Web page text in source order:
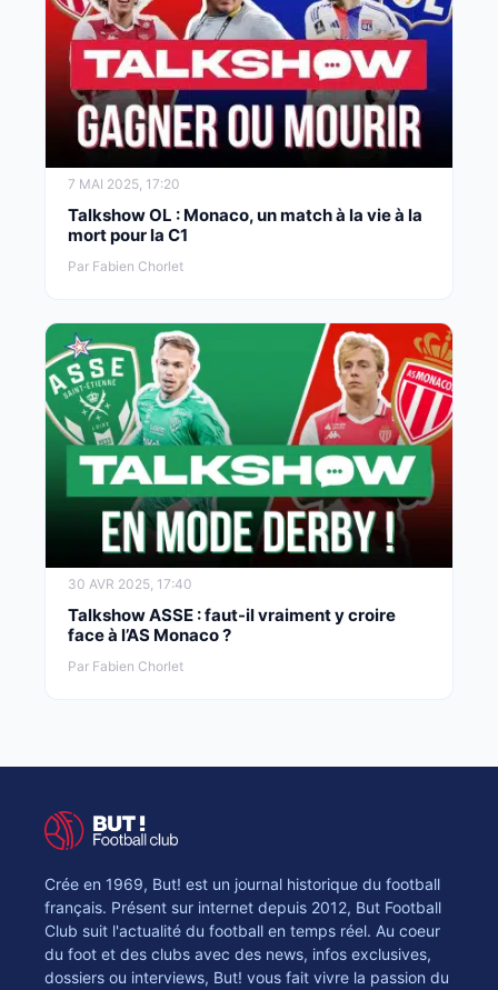
7 MAI 2025, 17:20
Talkshow OL : Monaco, un match à la vie à la
mort pour la C1
Par Fabien Chorlet
30 AVR 2025, 17:40
Talkshow ASSE : faut-il vraiment y croire
face à l’AS Monaco ?
Par Fabien Chorlet
Crée en 1969, But! est un journal historique du football
français. Présent sur internet depuis 2012, But Football
Club suit l'actualité du football en temps réel. Au coeur
du foot et des clubs avec des news, infos exclusives,
dossiers ou interviews, But! vous fait vivre la passion du